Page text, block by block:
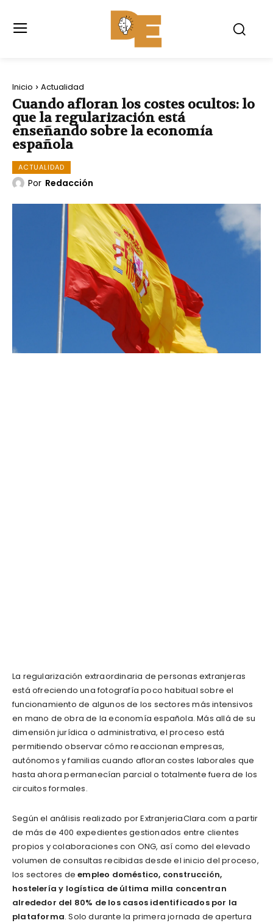
Inicio Actualidad
Cuando afloran los costes ocultos: lo
que la regularización está
enseñando sobre la economía
española
ACTUALIDAD
Por Redacción
La regularización extraordinaria de personas extranjeras
está ofreciendo una fotografía poco habitual sobre el
funcionamiento de algunos de los sectores más intensivos
en mano de obra de la economía española. Más allá de su
dimensión jurídica o administrativa, el proceso está
permitiendo observar cómo reaccionan empresas,
autónomos y familias cuando afloran costes laborales que
hasta ahora permanecían parcial o totalmente fuera de los
circuitos formales.
Según el análisis realizado por ExtranjeriaClara.com a partir
de más de 400 expedientes gestionados entre clientes
propios y colaboraciones con ONG, así como del elevado
volumen de consultas recibidas desde el inicio del proceso,
los sectores deempleo doméstico, construcción,
hostelería y logística de última milla concentran
alrededor del 80% de los casos identificados por la
plataforma. Solo durante la primera jornada de apertura